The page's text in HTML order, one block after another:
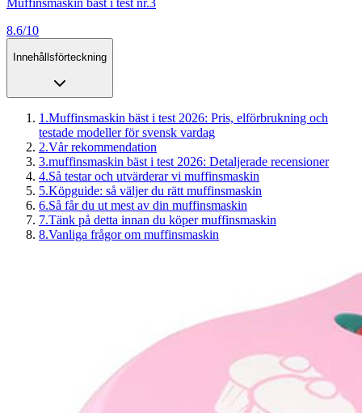
8.6/10
Innehållsförteckning
1 .Muffinsmaskin bäst i test 2026: Pris, elförbrukning och
testade modeller för svensk vardag
2.Vår rekommendation
3.muffinsmaskin bäst i test 2026: Detaljerade recensioner
4.Så testar och utvärderar vi muffinsmaskin
5.Köpguide: så väljer du rätt muffinsmaskin
6.Så får du ut mest av din muffinsmaskin
7.Tänk på detta innan du köper muffinsmaskin
8.Vanliga frågor om muffinsmaskin